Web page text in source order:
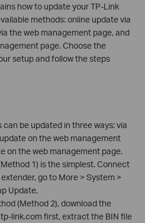
how to update your TP-Link
methods: online update via
the web management page, and
page. Choose the
setup and follow the steps
be updated in three ways: via
on the web management
on the web management page.
1) is the simplest. Connect
go to More > System >
Update.
(Method 2), download the
link.com first, extract the BIN file